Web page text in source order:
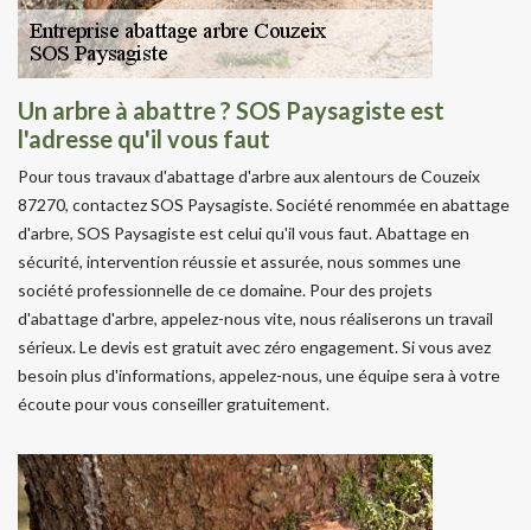
Un arbre à abattre ? SOS Paysagiste est
l'adresse qu'il vous faut
Pour tous travaux d'abattage d'arbre aux alentours de Couzeix
87270, contactez SOS Paysagiste. Société renommée en abattage
d'arbre, SOS Paysagiste est celui qu'il vous faut. Abattage en
sécurité, intervention réussie et assurée, nous sommes une
société professionnelle de ce domaine. Pour des projets
d'abattage d'arbre, appelez-nous vite, nous réaliserons un travail
sérieux. Le devis est gratuit avec zéro engagement. Si vous avez
besoin plus d'informations, appelez-nous, une équipe sera à votre
écoute pour vous conseiller gratuitement.